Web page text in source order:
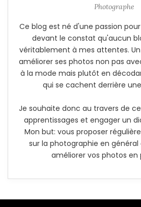
Photographe
Ce blog est né d'une passion
devant le constat qu'aucun
véritablement à mes attentes.
améliorer ses photos non pas
à la mode mais plutôt en
qui se cachent derrière
Je souhaite donc au travers de
apprentissages et engager un
Mon but: vous proposer
sur la photographie en
améliorer vos photos en